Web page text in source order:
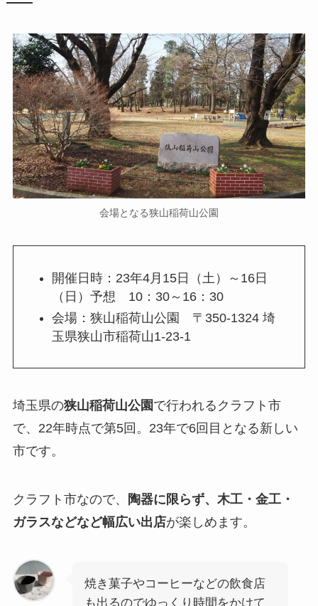
会場となる狭山稲荷山公園
開催日時：23年4月15日（土）～16日
（日）予想 10：30～16：30
会場：狭山稲荷山公園 〒350-1324 埼
玉県狭山市稲荷山1-23-1
埼玉県の狭山稲荷山公園で行われるクラフト市
で、22年時点で第5回。23年で6回目となる新しい
市です。
クラフト市なので、
陶器に限らず、木工・金工・
ガラスなどなど幅広い出店が楽しめます。
焼き菓子やコーヒーなどの飲食店
も出るのでゆっくり時間をかけて